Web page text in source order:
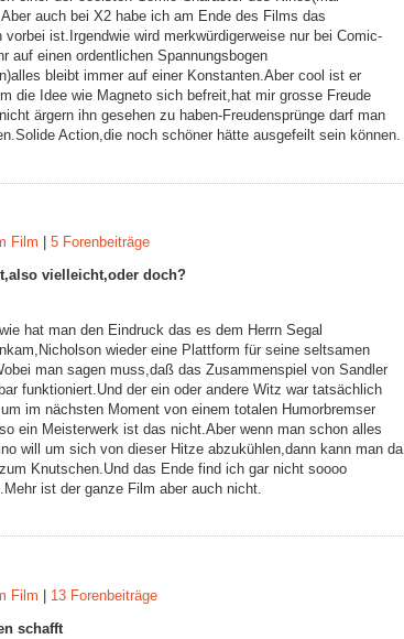
auch bei X2 habe ich am Ende des Films das
vorbei ist.Irgendwie wird merkwürdigerweise nur bei Comic-
auf einen ordentlichen Spannungsbogen
bleibt immer auf einer Konstanten.Aber cool ist er
die Idee wie Magneto sich befreit,hat mir grosse Freude
ärgern ihn gesehen zu haben-Freudensprünge darf man
Action,die noch schöner hätte ausgefeilt sein können.
Film 5 Forenbeiträge
vielleicht,oder doch?
hat man den Eindruck das es dem Herrn Segal
wieder eine Plattform für seine seltsamen
man sagen muss,daß das Zusammenspiel von Sandler
funktioniert.Und der ein oder andere Witz war tatsächlich
im nächsten Moment von einem totalen Humorbremser
ein Meisterwerk ist das nicht.Aber wenn man schon alles
will um sich von dieser Hitze abzukühlen,dann kann man da
Knutschen.Und das Ende find ich gar nicht soooo
ist der ganze Film aber auch nicht.
Film 13 Forenbeiträge
schafft